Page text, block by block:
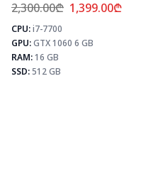
2,300.00₾ 1,399.00₾
CPU:i7-7700
GPU:GTX 1060 6 GB
RAM:16 GB
SSD:512 GB